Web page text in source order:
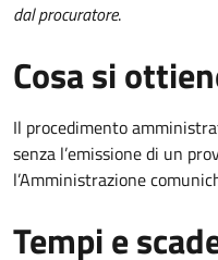
dal procuratore.
Cosa si
Il procedimento
senza l’emissione di un
l’Amministrazione
Tempi e